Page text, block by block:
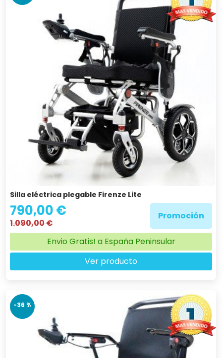
Silla eléctrica plegable Firenze Lite
790,00 €
1.090,00 €
Promoción
Envio Gratis! a España Peninsular
Ver producto
-36 %